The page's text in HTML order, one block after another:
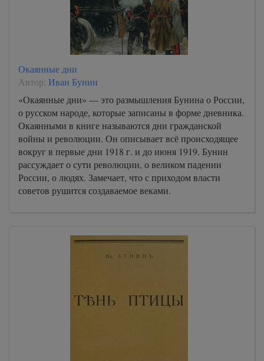
Окаянные дни
Автор: Иван Бунин
«Окаянные дни» — это размышления Бунина о России,
о русском народе, которые записаны в форме дневника.
Окаянными в книге называются дни гражданской
войны и революции. Он описывает всё происходящее
вокруг в первые дни 1918 г. и до июня 1919. Бунин
рассуждает о сути революции, о великом падении
России, о людях. Замечает, что с приходом власти
советов рушится создаваемое веками.